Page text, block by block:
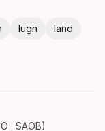
lugn
land
· SAOB)